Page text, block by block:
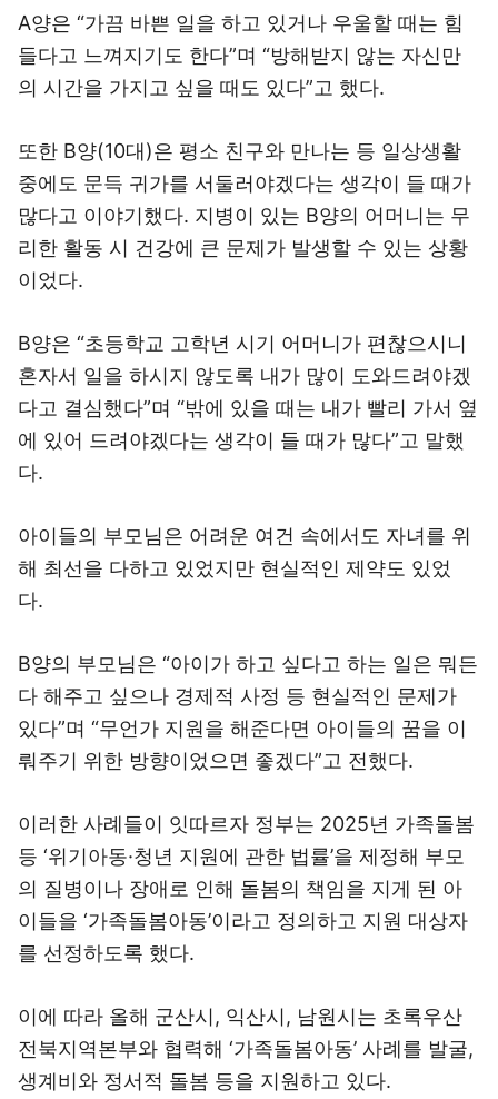
A양은 “가끔 바쁜 일을 하고 있거나 우울할 때는 힘
들다고 느껴지기도 한다”며 “방해받지 않는 자신만
의 시간을 가지고 싶을 때도 있다”고 했다.
또한 B양(10대)은 평소 친구와 만나는 등 일상생활
중에도 문득 귀가를 서둘러야겠다는 생각이 들 때가
많다고 이야기했다. 지병이 있는 B양의 어머니는 무
리한 활동 시 건강에 큰 문제가 발생할 수 있는 상황
이었다.
B양은 “초등학교 고학년 시기 어머니가 편찮으시니
혼자서 일을 하시지 않도록 내가 많이 도와드려야겠
다고 결심했다”며 “밖에 있을 때는 내가 빨리 가서 옆
에 있어 드려야겠다는 생각이 들 때가 많다”고 말했
다.
아이들의 부모님은 어려운 여건 속에서도 자녀를 위
해 최선을 다하고 있었지만 현실적인 제약도 있었
다.
B양의 부모님은 “아이가 하고 싶다고 하는 일은 뭐든
다 해주고 싶으나 경제적 사정 등 현실적인 문제가
있다”며 “무언가 지원을 해준다면 아이들의 꿈을 이
뤄주기 위한 방향이었으면 좋겠다”고 전했다.
이러한 사례들이 잇따르자 정부는 2025년 가족돌봄
등 ‘위기아동·청년 지원에 관한 법률’을 제정해 부모
의 질병이나 장애로 인해 돌봄의 책임을 지게 된 아
이들을 ‘가족돌봄아동’이라고 정의하고 지원 대상자
를 선정하도록 했다.
이에 따라 올해 군산시, 익산시, 남원시는 초록우산
전북지역본부와 협력해 ‘가족돌봄아동’ 사례를 발굴,
생계비와 정서적 돌봄 등을 지원하고 있다.